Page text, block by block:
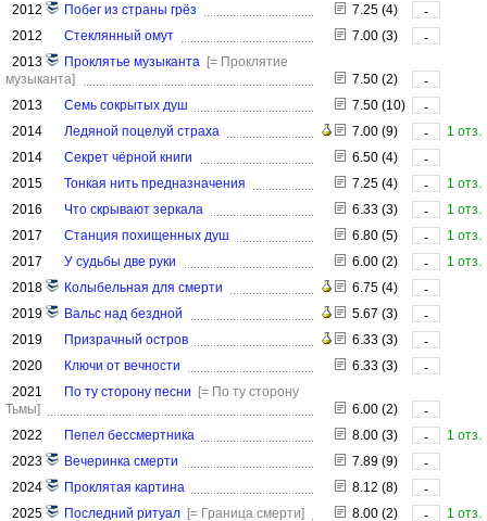
2012
Побег из страны грёз 7.25 (4)
-
2012
Стеклянный омут 7.00 (3)
-
2013
Проклятье музыканта [= Проклятие
музыканта]
7.50 (2)
-
2013
Семь сокрытых душ 7.50 (10)
-
2014
Ледяной поцелуй страха 7.00 (9) -
1 отз.
2014
Секрет чёрной книги 6.50 (4)
-
2015
Тонкая нить предназначения 7.25 (4) -
1 отз.
2016
Что скрывают зеркала 6.33 (3) -
1 отз.
2017
Станция похищенных душ 6.80 (5) -
1 отз.
2017
У судьбы две руки 6.00 (2) -
1 отз.
2018
Колыбельная для смерти 6.75 (4)
-
2019
Вальс над бездной 5.67 (3)
-
2019
Призрачный остров 6.33 (3)
-
2020
Ключи от вечности 6.33 (3)
-
2021
По ту сторону песни
[= По ту сторону
Тьмы]
6.00 (2)
-
2022
Пепел бессмертника 8.00 (3) -
1 отз.
2023
Вечеринка смерти 7.89 (9)
-
2024
Проклятая картина 8.12 (8)
-
2025
Последний ритуал [= Граница смерти] 8.00 (2) -
1 отз.